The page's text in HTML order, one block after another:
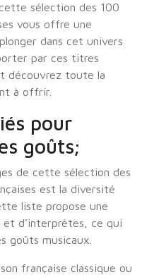
sélection des 100
vous offre une
dans cet univers
par ces titres
découvrez toute la
à offrir.
pour
goûts;
de cette sélection des
est la diversité
liste propose une
d’interprètes, ce qui
goûts musicaux.
française classique ou